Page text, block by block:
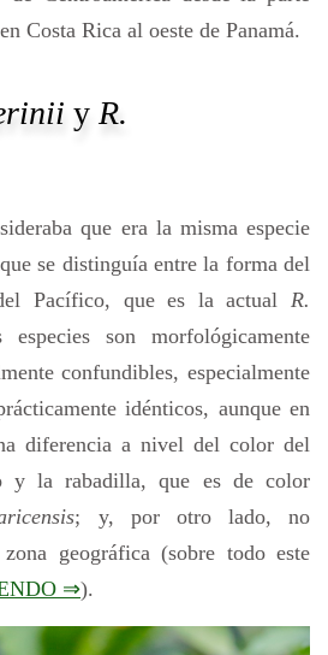
Costa Rica al oeste de Panamá.
y R.
que era la misma especie
se distinguía entre la forma del
Pacífico, que es la actual R.
especies son morfológicamente
confundibles, especialmente
idénticos, aunque en
diferencia a nivel del color del
y la rabadilla, que es de color
; y, por otro lado, no
geográfica (sobre todo este
⇒).